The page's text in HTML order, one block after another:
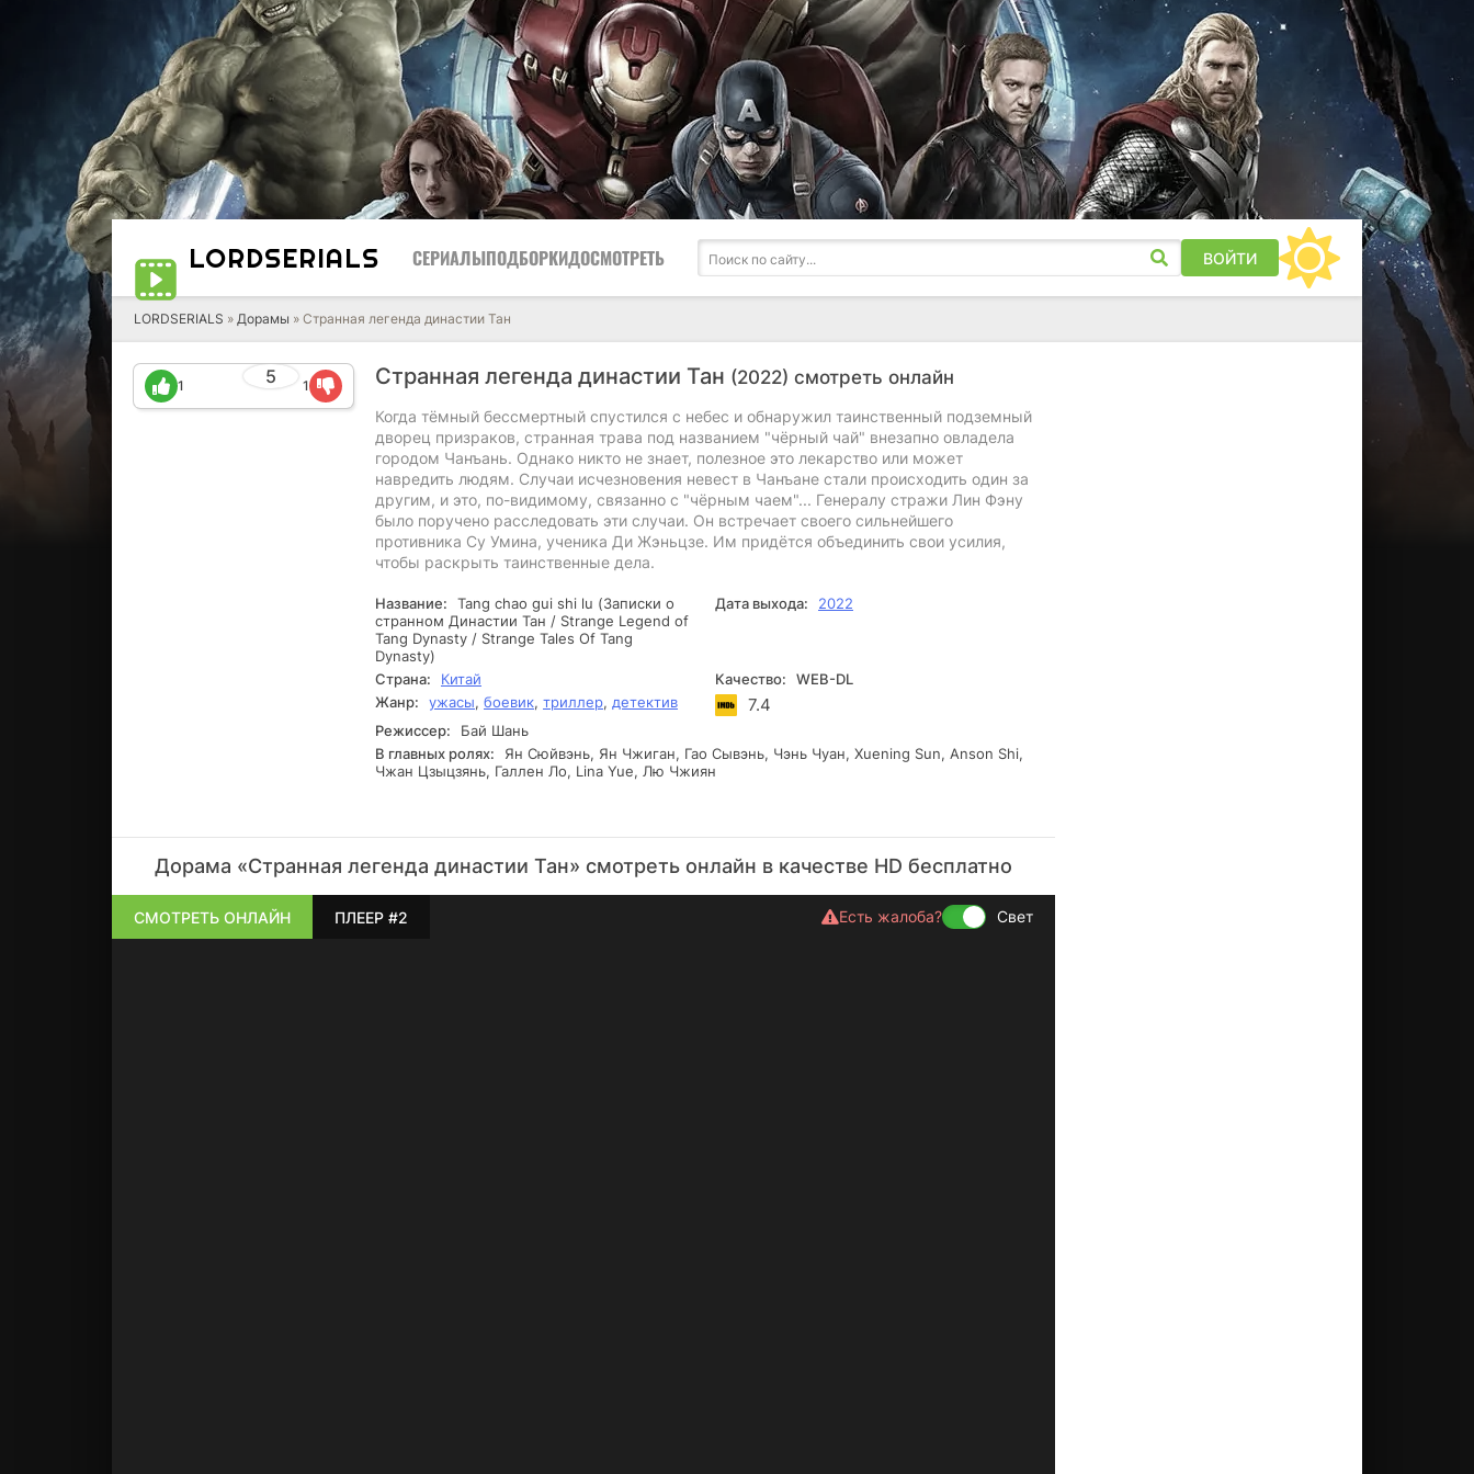
LORDSERIALS СЕРИАЛЫПОДБОРКИДОСМОТРЕТЬ ВОЙТИ
LORDSERIALS » Дорамы » Странная легенда династии Тан
Странная легенда династии Тан (2022) смотреть онлайн
5
1 1
Когда тёмный бессмертный спустился с небес и обнаружил таинственный подземный
дворец призраков, странная трава под названием "чёрный чай" внезапно овладела
городом Чанъань. Однако никто не знает, полезное это лекарство или может
навредить людям. Случаи исчезновения невест в Чанъане стали происходить один за
другим, и это, по-видимому, связанно с "чёрным чаем"... Генералу стражи Лин Фэну
было поручено расследовать эти случаи. Он встречает своего сильнейшего
противника Су Умина, ученика Ди Жэньцзе. Им придётся объединить свои усилия,
чтобы раскрыть таинственные дела.
Название:
Tang chao gui shi lu (Записки о
странном Династии Тан / Strange Legend of
Tang Dynasty / Strange Tales Of Tang
Dynasty)
Дата выхода: 2022
Страна: Китай Качество:
WEB-DL
Жанр:
ужасы, боевик, триллер, детектив 7.4
Режиссер:
Бай Шань
В главных ролях:
Ян Сюйвэнь, Ян Чжиган, Гао Сывэнь, Чэнь Чуан, Xuening Sun, Anson Shi,
Чжан Цзыцзянь, Галлен Ло, Lina Yue, Лю Чжиян
Дорама «Странная легенда династии Тан» смотреть онлайн в качестве HD бесплатно
СМОТРЕТЬ ОНЛАЙН ПЛЕЕР #2 Есть жалоба? Свет